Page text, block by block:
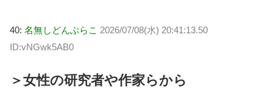
40: 名無しどんぶらこ 2026/07/08(水) 20:41:13.50
ID:vNGwk5AB0
＞女性の研究者や作家らから